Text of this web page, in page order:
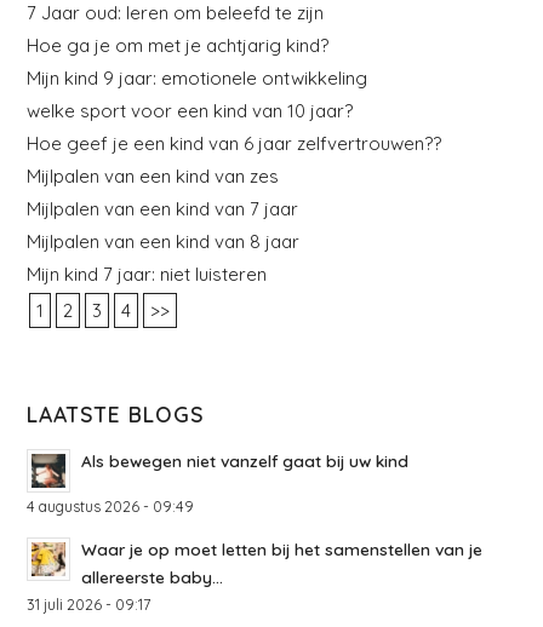
7 Jaar oud: leren om beleefd te zijn
Hoe ga je om met je achtjarig kind?
Mijn kind 9 jaar: emotionele ontwikkeling
welke sport voor een kind van 10 jaar?
Hoe geef je een kind van 6 jaar zelfvertrouwen??
Mijlpalen van een kind van zes
Mijlpalen van een kind van 7 jaar
Mijlpalen van een kind van 8 jaar
Mijn kind 7 jaar: niet luisteren
1
2 3 4 >>
LAATSTE BLOGS
Als bewegen niet vanzelf gaat bij uw kind
4 augustus 2026 - 09:49
Waar je op moet letten bij het samenstellen van je
allereerste baby...
31 juli 2026 - 09:17